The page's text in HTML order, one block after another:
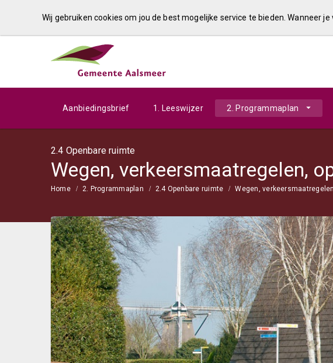
Aanbiedingsbrief 1. Leeswijzer 2. Programmaplan
2.4 Openbare ruimte
Wegen, verkeersmaatregelen,
Home 2. Programmaplan 2.4 Openbare ruimte Wegen,
Wij gebruiken cookies om jou de best mogelijke service te bieden. Wanneer